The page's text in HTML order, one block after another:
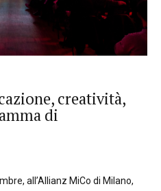
creatività,
di
all’Allianz MiCo di Milano,